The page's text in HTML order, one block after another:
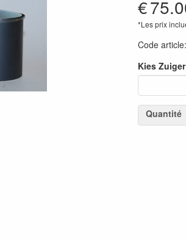
€
*Les prix
Code article:
Kies
Quantité